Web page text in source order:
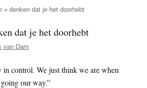
»denken dat je het doorhebt
dat je het doorhebt
van Dam
in control. We just think we are when
our way.”